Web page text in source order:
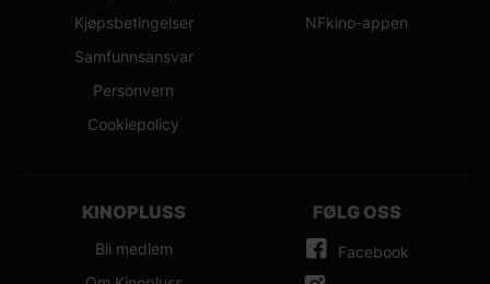
Kjøpsbetingelser
Samfunnsansvar
Personvern
Cookiepolicy
NFkino-appen
KINOPLUSS
Bli medlem
FØLG OSS
Facebook